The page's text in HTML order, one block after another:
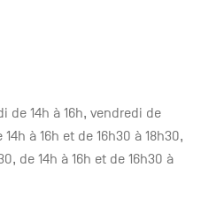
de 14h à 16h, vendredi de
à 16h et de 16h30 à 18h30,
de 14h à 16h et de 16h30 à